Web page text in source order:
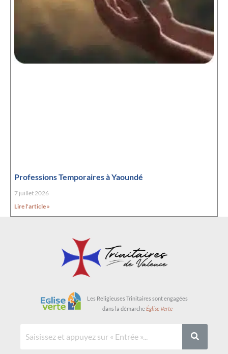
Professions Temporaires à Yaoundé
7 juillet 2026
Lire l'article »
Les Religieuses Trinitaires sont engagées
dans la démarcheÉglise Verte